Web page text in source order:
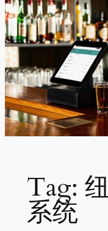
Tag:
系统